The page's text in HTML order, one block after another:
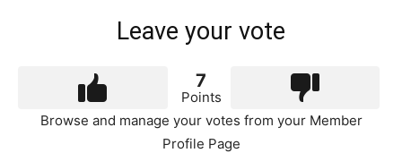
Leave your vote
7
Points
Browse and manage your votes from your Member
Profile Page